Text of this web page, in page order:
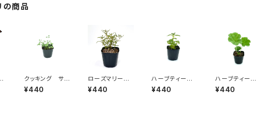
の商品
クッキング サラ
ダバーネット
¥440
ローズマリー
マリンブルー
¥440
ハーブティー
アロマティカス
¥440
ハーブティー
コモンマロウ
¥440